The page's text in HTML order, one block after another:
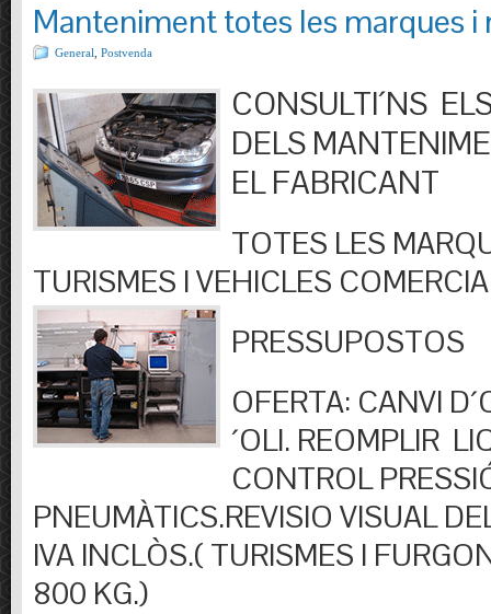
Manteniment totes les marques i
General Postvenda
CONSULTI´NS
DELS
EL FABRICANT
TOTES LES
TURISMES I VEHICLES
PRESSUPOSTOS
OFERTA: CANVI
´OLI. REOMPLIR
CONTROL
PNEUMÀTICS.REVISIO VISUAL
IVA INCLÒS.( TURISMES I
800 KG.)